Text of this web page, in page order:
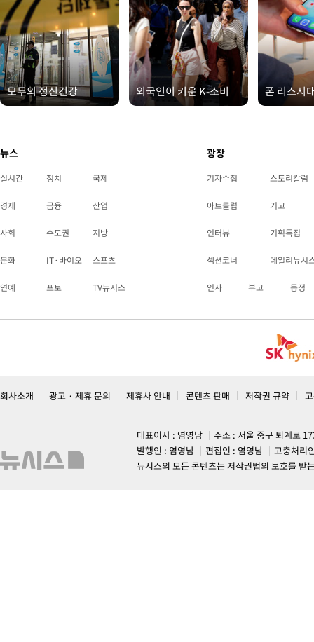
모두의 정신건강 외국인이 키운 K-소비 폰 리스시
뉴스
실시간 정치 국제
경제 금융 산업
사회 수도권 지방
문화 IT·바이오 스포츠
연예 포토 TV뉴시스
광장
기자수첩 스토리칼럼
아트클럽 기고
인터뷰 기획특집
섹션코너 데일리뉴시
인사 부고 동정
회사소개 광고 · 제휴 문의 제휴사 안내 콘텐츠 판매 저작권 규약
대표이사 : 염영남
주소 : 서울 중구 퇴계로
발행인 : 염영남
편집인 : 염영남
고충처리
뉴시스의 모든 콘텐츠는 저작권법의 보호를